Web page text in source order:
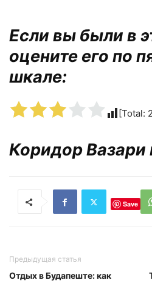
Если вы были в
оцените его по
шкале:
[Total: 2
Коридор Вазари
Save
Предыдущая статья
Отдых в Будапеште: как